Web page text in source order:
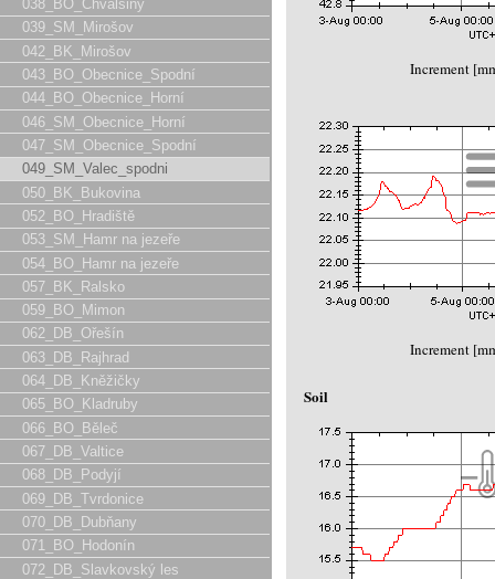
038_BO_Chvalšiny
039_SM_Mirošov
042_BK_Mirošov
043_BO_Obecnice_Spodní
044_BO_Obecnice_Horní
046_SM_Obecnice_Horní
047_SM_Obecnice_Spodní
049_SM_Valec_spodni
050_BK_Bukovina
052_BO_Hradiště
053_SM_Hamr na jezeře
054_BO_Hamr na jezeře
057_BK_Ralsko
059_BO_Mimon
062_DB_Ořešín
063_DB_Rajhrad
064_DB_Kněžičky
065_BO_Kladruby
066_BO_Běleč
067_DB_Valtice
068_DB_Podyjí
069_DB_Tvrdonice
070_DB_Dubňany
071_BO_Hodonín
072_DB_Slavkovský les
Increment
Increment
Soil